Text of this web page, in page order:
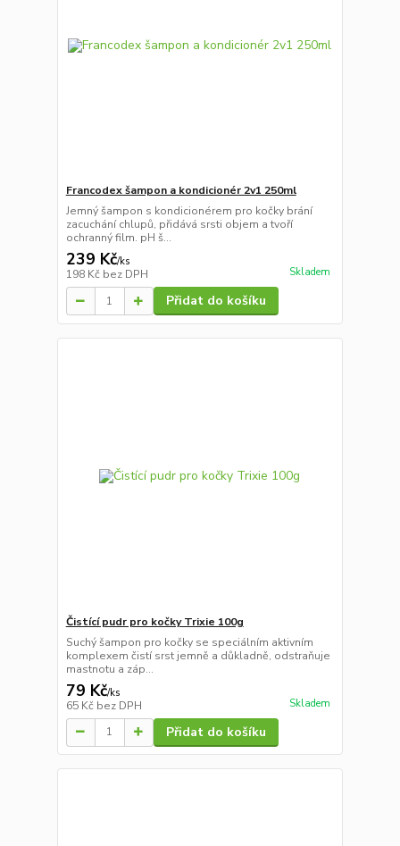
Francodex šampon a kondicionér 2v1 250ml
Jemný šampon s kondicionérem pro kočky brání
zacuchání chlupů, přidává srsti objem a tvoří
ochranný film. pH š...
239 Kč/ks
198 Kč bez DPH Skladem
Přidat do košíku
Čistící pudr pro kočky Trixie 100g
Suchý šampon pro kočky se speciálním aktivním
komplexem čistí srst jemně a důkladně, odstraňuje
mastnotu a záp...
79 Kč/ks
65 Kč bez DPH Skladem
Přidat do košíku